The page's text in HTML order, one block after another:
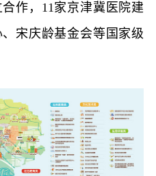
作，11家京津冀医院建
宋庆龄基金会等国家级